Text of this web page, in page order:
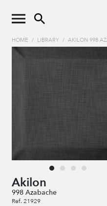
HOME / LIBRARY / AKILON 998
Akilon
998 Azabache
Ref. 21929